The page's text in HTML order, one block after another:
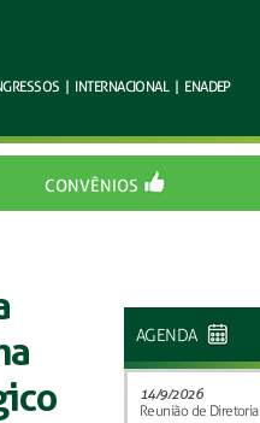
| INTERNACIONAL | ENADEP
CONVÊNIOS
AGENDA
14/9/2026
Reunião de Diretoria